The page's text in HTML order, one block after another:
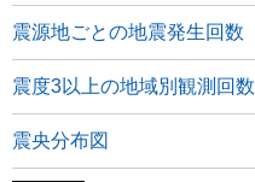
震源地ごとの地震発生回数
震度3以上の地域別観測回数
震央分布図